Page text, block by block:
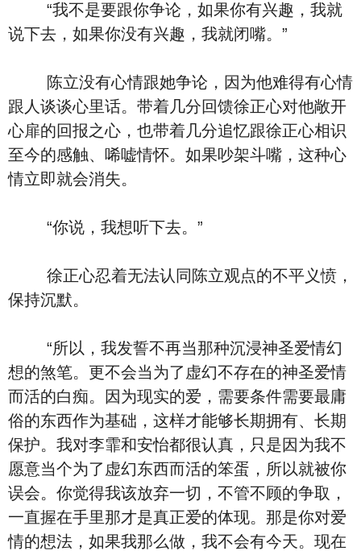
“我不是要跟你争论，如果你有兴趣，我就
说下去，如果你没有兴趣，我就闭嘴。”
陈立没有心情跟她争论，因为他难得有心情
跟人谈谈心里话。带着几分回馈徐正心对他敞开
心扉的回报之心，也带着几分追忆跟徐正心相识
至今的感触、唏嘘情怀。如果吵架斗嘴，这种心
情立即就会消失。
“你说，我想听下去。”
徐正心忍着无法认同陈立观点的不平义愤，
保持沉默。
“所以，我发誓不再当那种沉浸神圣爱情幻
想的煞笔。更不会当为了虚幻不存在的神圣爱情
而活的白痴。因为现实的爱，需要条件需要最庸
俗的东西作为基础，这样才能够长期拥有、长期
保护。我对李霏和安怡都很认真，只是因为我不
愿意当个为了虚幻东西而活的笨蛋，所以就被你
误会。你觉得我该放弃一切，不管不顾的争取，
一直握在手里那才是真正爱的体现。那是你对爱
情的想法，如果我那么做，我不会有今天。现在